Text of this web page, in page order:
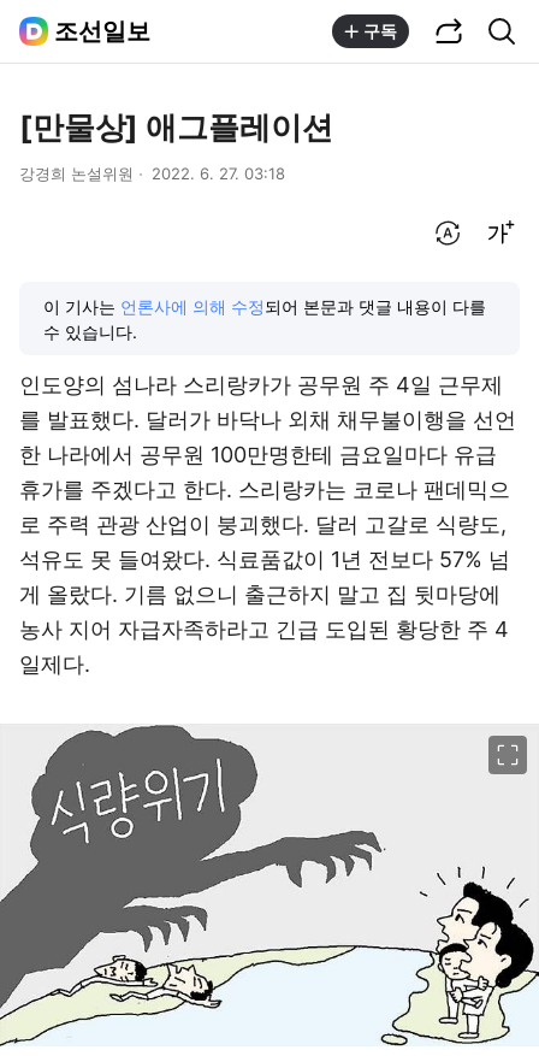
조선일보 구독
[만물상] 애그플레이션
강경희 논설위원 2022. 6. 27. 03:18
이 기사는 언론사에 의해 수정되어 본문과 댓글 내용이 다를
수 있습니다.
인도양의 섬나라 스리랑카가 공무원 주 4일 근무제
를 발표했다. 달러가 바닥나 외채 채무불이행을 선언
한 나라에서 공무원 100만명한테 금요일마다 유급
휴가를 주겠다고 한다. 스리랑카는 코로나 팬데믹으
로 주력 관광 산업이 붕괴했다. 달러 고갈로 식량도,
석유도 못 들여왔다. 식료품값이 1년 전보다 57% 넘
게 올랐다. 기름 없으니 출근하지 말고 집 뒷마당에
농사 지어 자급자족하라고 긴급 도입된 황당한 주 4
일제다.